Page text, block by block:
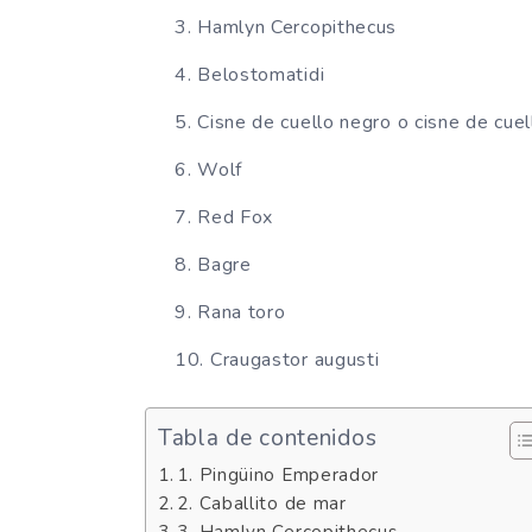
Hamlyn Cercopithecus
Belostomatidi
Cisne de cuello negro o cisne de
Wolf
Red Fox
Bagre
Rana toro
Craugastor augusti
Tabla de contenidos
1. Pingüino Emperador
2. Caballito de mar